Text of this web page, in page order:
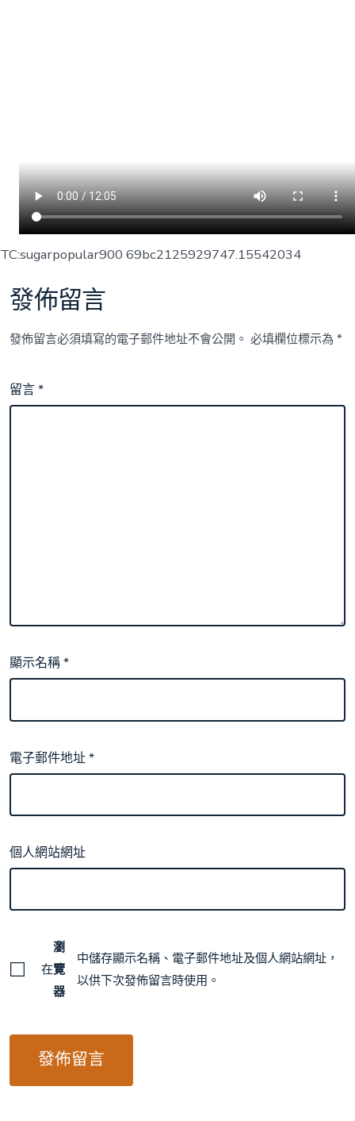
TC:sugarpopular900 69bc2125929747.15542034
發佈留言
發佈留言必須填寫的電子郵件地址不會公開。 必填欄位標示為*
留言*
顯示名稱*
電子郵件地址*
個人網站網址
在
瀏
覽
器
中儲存顯示名稱、電子郵件地址及個人網站網址，
以供下次發佈留言時使用。